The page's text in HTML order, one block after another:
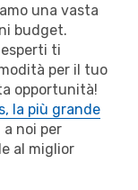
una vasta
budget.
ti
per il tuo
opportunità!
la più grande
a noi per
al miglior